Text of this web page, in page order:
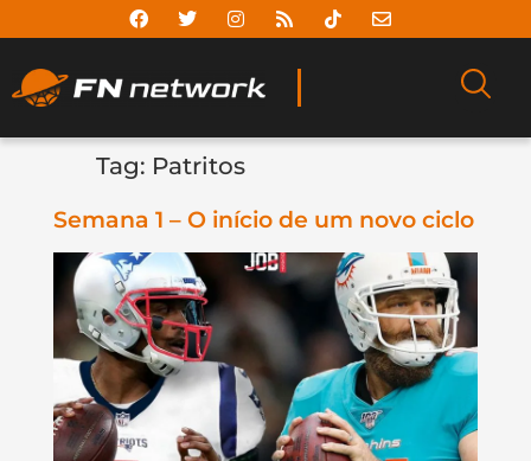
Tag: Patritos
Semana 1 – O início de um novo ciclo